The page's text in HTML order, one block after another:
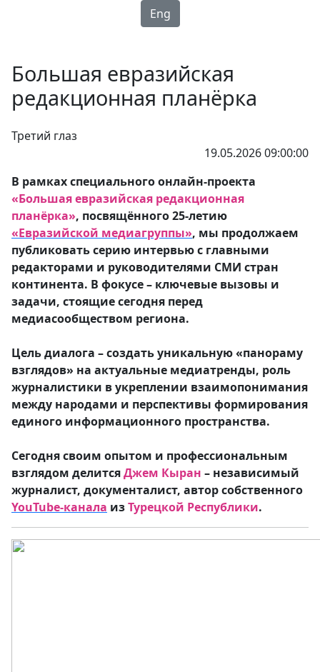
Eng
Большая евразийская
редакционная планёрка
Третий глаз
19.05.2026 09:00:00
В рамках специального онлайн-проекта
«Большая евразийская редакционная
планёрка», посвящённого 25-летию
«Евразийской медиагруппы», мы продолжаем
публиковать серию интервью с главными
редакторами и руководителями СМИ стран
континента. В фокусе – ключевые вызовы и
задачи, стоящие сегодня перед
медиасообществом региона.
Цель диалога – создать уникальную «панораму
взглядов» на актуальные медиатренды, роль
журналистики в укреплении взаимопонимания
между народами и перспективы формирования
единого информационного пространства.
Сегодня своим опытом и профессиональным
взглядом делитсяДжем Кыран – независимый
журналист, документалист, автор собственного
YouTube-канала изТурецкой Республики.